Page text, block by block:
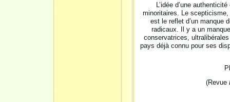
L’idée d’une
minoritaires. Le
est le reflet d’un manque
radicaux. Il y a un
conservatrices,
pays déjà connu pour ses
(Revue